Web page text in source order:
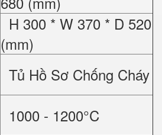
H 300 * W 370 * D 520
(mm)
Tủ Hồ Sơ Chống Cháy
1000 - 1200°C